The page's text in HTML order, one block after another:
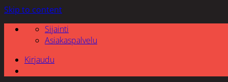
Skip to content
Sijainti
Asiakaspalvelu
Kirjaudu